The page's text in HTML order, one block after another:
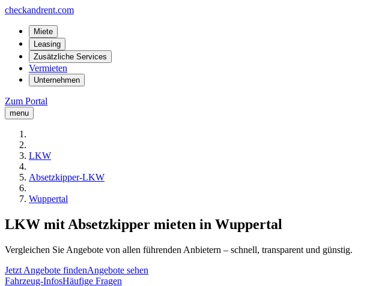
checkandrent.com
Miete
Leasing
Zusätzliche Services
Vermieten
Unternehmen
Zum Portal
menu
LKW
Absetzkipper-LKW
Wuppertal
LKW mit Absetzkipper mieten in Wuppertal
Vergleichen Sie Angebote von allen führenden Anbietern – schnell, transparent und günstig.
Jetzt Angebote findenAngebote sehen
Fahrzeug-InfosHäufige Fragen